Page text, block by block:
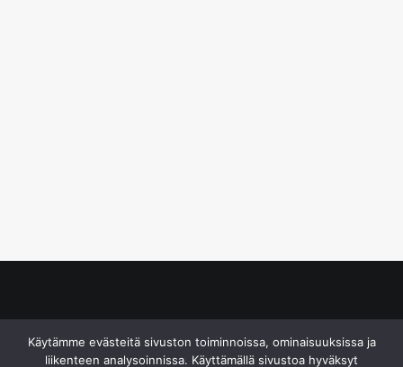
Käytämme evästeitä sivuston toiminnoissa, ominaisuuksissa ja
liikenteen analysoinnissa. Käyttämällä sivustoa hyväksyt